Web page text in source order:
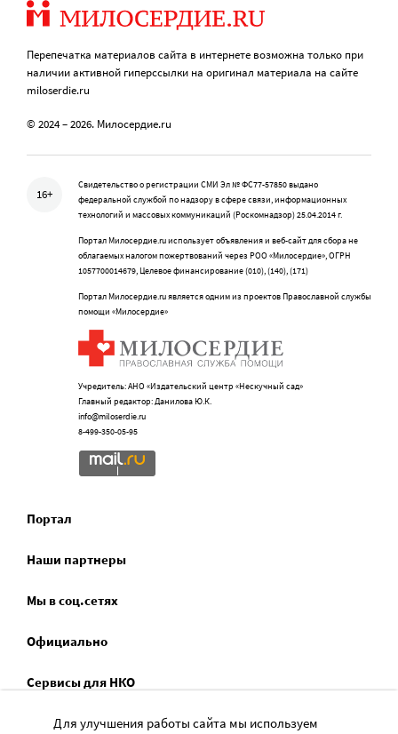
Перепечатка материалов сайта в интернете возможна только при
наличии активной гиперссылки на оригинал материала на сайте
miloserdie.ru
© 2024 – 2026. Милосердие.ru
16+
Свидетельство о регистрации СМИ Эл № ФС77-57850 выдано
федеральной службой по надзору в сфере связи, информационных
технологий и массовых коммуникаций (Роскомнадзор) 25.04.2014 г.
Портал Милосердие.ru использует объявления и веб-сайт для сбора не
облагаемых налогом пожертвований через РОО «Милосердие», ОГРН
1057700014679, Целевое финансирование (010), (140), (171)
Портал Милосердие.ru является одним из проектов Православной службы
помощи «Милосердие»
Учредитель: АНО «Издательский центр «Нескучный сад»
Главный редактор: Данилова Ю.К.
info@miloserdie.ru
8-499-350-05-95
Портал
Наши партнеры
Мы в соц.сетях
Официально
Сервисы для НКО
Спецпроекты
Для улучшения работы сайта мы используем